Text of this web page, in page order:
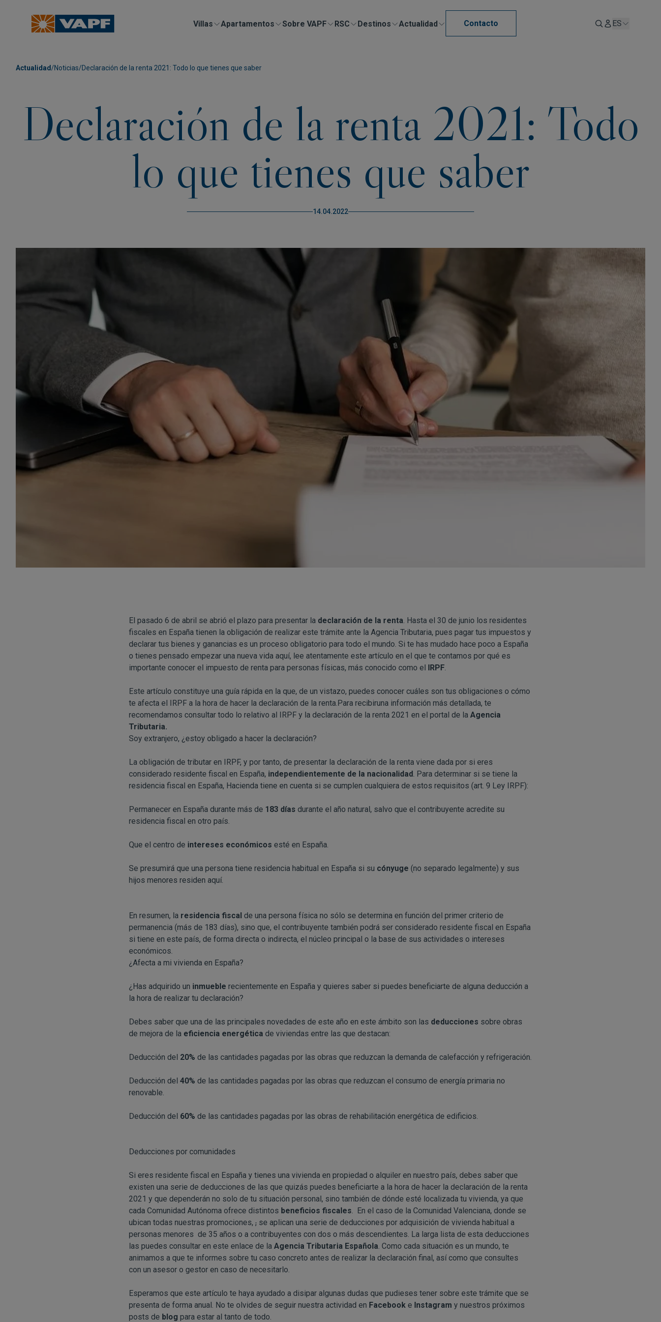
Villas Apartamentos Sobre VAPF RSC Destinos Actualidad Contacto ES
Actualidad /Noticias/Declaración de la renta 2021: Todo lo que tienes que saber
Declaración de la renta 2021: Todo
lo que tienes que saber
14.04.2022
El pasado 6 de abril se abrió el plazo para presentar la declaración de la renta. Hasta el 30 de junio los residentes
fiscales en España tienen la obligación de realizar este trámite ante la Agencia Tributaria, pues pagar tus impuestos y
declarar tus bienes y ganancias es un proceso obligatorio para todo el mundo. Si te has mudado hace poco a España
o tienes pensado empezar una nueva vida aquí, lee atentamente este artículo en el que te contamos por qué es
importante conocer el impuesto de renta para personas físicas, más conocido como el IRPF.
Este artículo constituye una guía rápida en la que, de un vistazo, puedes conocer cuáles son tus obligaciones o cómo
te afecta el IRPF a la hora de hacer la declaración de la renta.Para recibiruna información más detallada, te
recomendamos consultar todo lo relativo al IRPF y la declaración de la renta 2021 en el portal de la Agencia
Tributaria.
Soy extranjero, ¿estoy obligado a hacer la declaración?
La obligación de tributar en IRPF, y por tanto, de presentar la declaración de la renta viene dada por si eres
considerado residente fiscal en España, independientemente de la nacionalidad. Para determinar si se tiene la
residencia fiscal en España, Hacienda tiene en cuenta si se cumplen cualquiera de estos requisitos (art. 9 Ley IRPF):
Permanecer en España durante más de 183 días durante el año natural, salvo que el contribuyente acredite su
residencia fiscal en otro país.
Que el centro de intereses económicos esté en España.
Se presumirá que una persona tiene residencia habitual en España si su cónyuge (no separado legalmente) y sus
hijos menores residen aquí.
En resumen, la residencia fiscal de una persona física no sólo se determina en función del primer criterio de
permanencia (más de 183 días), sino que, el contribuyente también podrá ser considerado residente fiscal en España
si tiene en este país, de forma directa o indirecta, el núcleo principal o la base de sus actividades o intereses
económicos.
¿Afecta a mi vivienda en España?
¿Has adquirido un inmueble recientemente en España y quieres saber si puedes beneficiarte de alguna deducción a
la hora de realizar tu declaración?
Debes saber que una de las principales novedades de este año en este ámbito son las deducciones sobre obras
de mejora de la eficiencia energética de viviendas entre las que destacan:
Deducción del 20% de las cantidades pagadas por las obras que reduzcan la demanda de calefacción y refrigeración.
Deducción del 40% de las cantidades pagadas por las obras que reduzcan el consumo de energía primaria no
renovable.
Deducción del 60% de las cantidades pagadas por las obras de rehabilitación energética de edificios.
Deducciones por comunidades
Si eres residente fiscal en España y tienes una vivienda en propiedad o alquiler en nuestro país, debes saber que
existen una serie de deducciones de las que quizás puedes beneficiarte a la hora de hacer la declaración de la renta
2021 y que dependerán no solo de tu situación personal, sino también de dónde esté localizada tu vivienda, ya que
cada Comunidad Autónoma ofrece distintos beneficios fiscales. En el caso de la Comunidad Valenciana, donde se
ubican todas nuestras promociones, , se aplican una serie de deducciones por adquisición de vivienda habitual a
personas menores de 35 años o a contribuyentes con dos o más descendientes. La larga lista de esta deducciones
las puedes consultar en este enlace de la Agencia Tributaria Española. Como cada situación es un mundo, te
animamos a que te informes sobre tu caso concreto antes de realizar la declaración final, así como que consultes
con un asesor o gestor en caso de necesitarlo.
Esperamos que este artículo te haya ayudado a disipar algunas dudas que pudieses tener sobre este trámite que se
presenta de forma anual. No te olvides de seguir nuestra actividad en Facebook e Instagram y nuestros próximos
posts de blog para estar al tanto de todo.